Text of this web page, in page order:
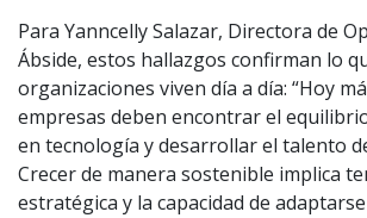
Para Yanncelly Salazar, Directora de
Ábside, estos hallazgos confirman lo
organizaciones viven día a día: “Hoy
empresas deben encontrar el
en tecnología y desarrollar el talento
Crecer de manera sostenible implica
estratégica y la capacidad de